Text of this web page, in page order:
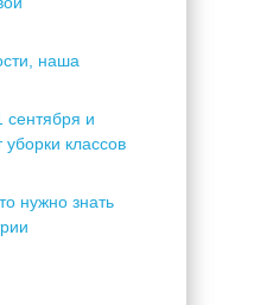
классов